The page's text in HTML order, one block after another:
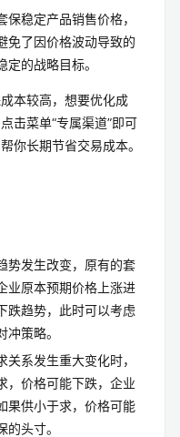
保稳定产品销售价格，
免了因价格波动导致的
的战略目标。
本较高，想要优化成
击菜单“专属渠道”即可
你长期节省交易成本。
势发生改变，原有的套
业原本预期价格上涨进
跌趋势，此时可以考虑
策略。
关系发生重大变化时，
，价格可能下跌，企业
果供小于求，价格可能
的头寸。